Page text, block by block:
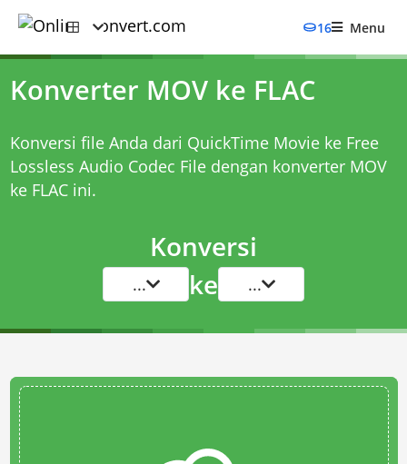
16 Menu
Konverter MOV ke FLAC
Konversi file Anda dari QuickTime Movie ke Free
Lossless Audio Codec File dengan konverter MOV
ke FLACini.
Konversi
... ke ...